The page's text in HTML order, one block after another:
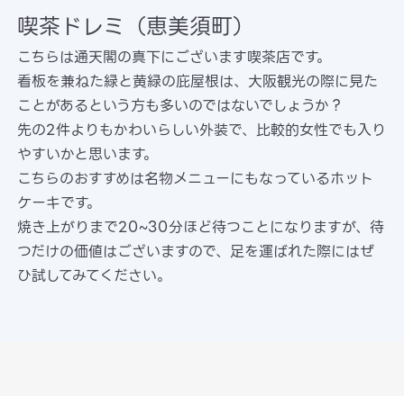
喫茶ドレミ（恵美須町）
こちらは通天閣の真下にございます喫茶店です。
看板を兼ねた緑と黄緑の庇屋根は、大阪観光の際に見た
ことがあるという方も多いのではないでしょうか？
先の2件よりもかわいらしい外装で、比較的女性でも入り
やすいかと思います。
こちらのおすすめは名物メニューにもなっているホット
ケーキです。
焼き上がりまで20~30分ほど待つことになりますが、待
つだけの価値はございますので、足を運ばれた際にはぜ
ひ試してみてください。